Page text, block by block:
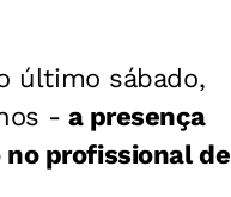
último sábado,
- a presença
no profissional de